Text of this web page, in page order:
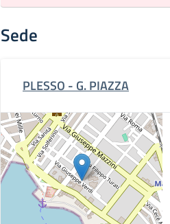
Sede
PLESSO - G. PIAZZA